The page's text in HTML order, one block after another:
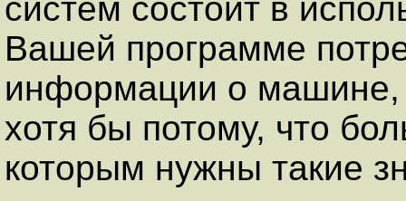
систем состоит в
Вашей программе
информации о машине,
хотя бы потому, что
которым нужны такие